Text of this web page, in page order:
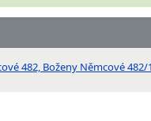
482, Boženy Němcové 482/